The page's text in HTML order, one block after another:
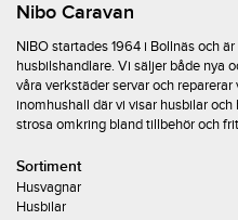
Nibo Caravan
NIBO startades 1964 i Bollnäs och
husbilshandlare. Vi säljer både nya
våra verkstäder servar och
inomhushall där vi visar husbilar
strosa omkring bland tillbehör och
Sortiment
Husvagnar
Husbilar